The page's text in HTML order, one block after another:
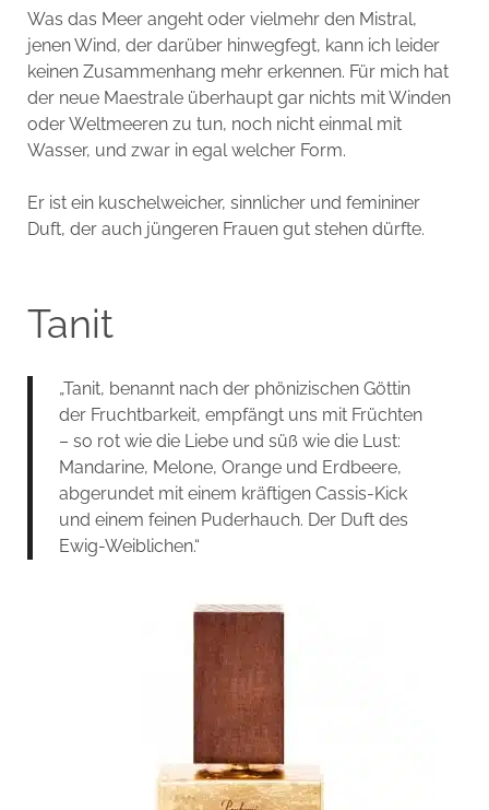
Was das Meer angeht oder vielmehr den Mistral,
jenen Wind, der darüber hinwegfegt, kann ich leider
keinen Zusammenhang mehr erkennen. Für mich hat
der neue Maestrale überhaupt gar nichts mit Winden
oder Weltmeeren zu tun, noch nicht einmal mit
Wasser, und zwar in egal welcher Form.
Er ist ein kuschelweicher, sinnlicher und femininer
Duft, der auch jüngeren Frauen gut stehen dürfte.
Tanit
„Tanit, benannt nach der phönizischen Göttin
der Fruchtbarkeit, empfängt uns mit Früchten
– so rot wie die Liebe und süß wie die Lust:
Mandarine, Melone, Orange und Erdbeere,
abgerundet mit einem kräftigen Cassis-Kick
und einem feinen Puderhauch. Der Duft des
Ewig-Weiblichen.“